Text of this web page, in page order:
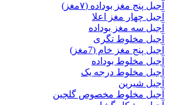
آجیل پنج مغز بوداده (۷مغز)
آجیل چهار مغز اعلا
آجیل سه مغز بوداده
آجیل مخلوط تگری
آجیل پنج مغز خام (7مغز)
آجیل مخلوط بوداده
آجیل مخلوط درجه یک
آجیل شیرین
آجیل مخلوط مخصوص گلچین